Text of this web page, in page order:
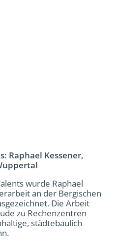
Raphael Kessener,
wurde Raphael
an der Bergischen
Die Arbeit
zu Rechenzentren
städtebaulich